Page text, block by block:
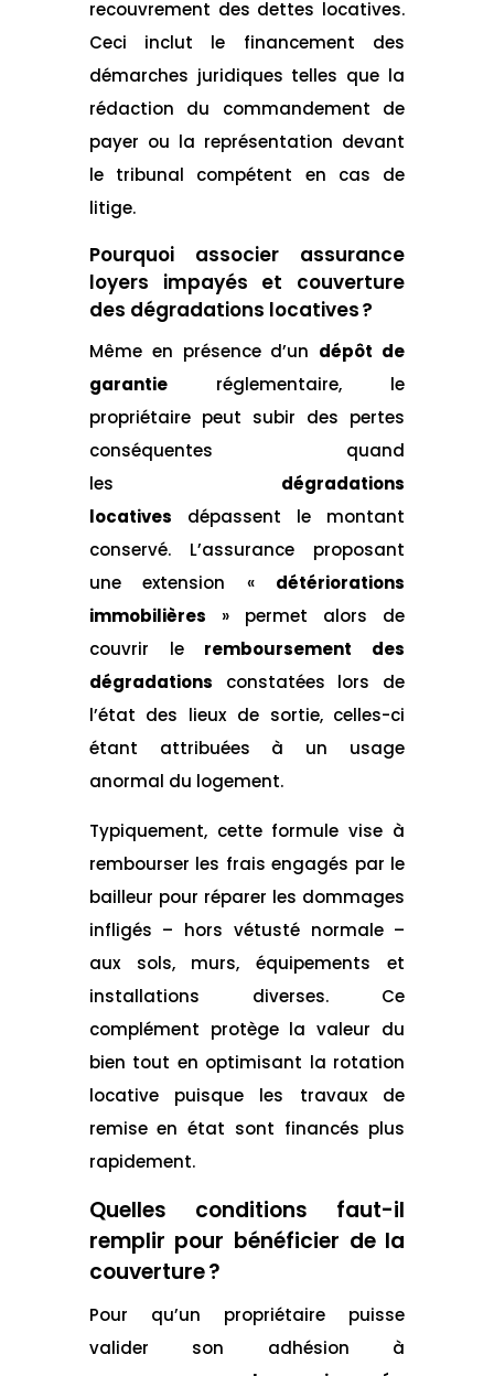
recouvrement des dettes locatives.
Ceci inclut le financement des
démarches juridiques telles que la
rédaction du commandement de
payer ou la représentation devant
le tribunal compétent en cas de
litige.
Pourquoi associer assurance
loyers impayés et couverture
des dégradations locatives ?
Même en présence d’un dépôt de
garantie
réglementaire, le
propriétaire peut subir des pertes
conséquentes quand
les
dégradations
locatives
dépassent le montant
conservé. L’assurance proposant
une extension « détériorations
immobilières » permet alors de
couvrir le
remboursement des
dégradations
constatées lors de
l’état des lieux de sortie, celles-ci
étant attribuées à un usage
anormal du logement.
Typiquement, cette formule vise à
rembourser les frais engagés par le
bailleur pour réparer les dommages
infligés – hors vétusté normale –
aux sols, murs, équipements et
installations diverses. Ce
complément protège la valeur du
bien tout en optimisant la rotation
locative puisque les travaux de
remise en état sont financés plus
rapidement.
Quelles conditions faut-il
remplir pour bénéficier de la
couverture ?
Pour qu’un propriétaire puisse
valider son adhésion à